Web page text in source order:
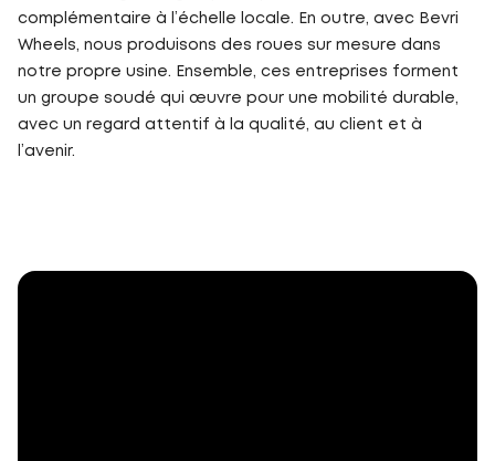
complémentaire à l’échelle locale. En outre, avec Bevri
Wheels, nous produisons des roues sur mesure dans
notre propre usine. Ensemble, ces entreprises forment
un groupe soudé qui œuvre pour une mobilité durable,
avec un regard attentif à la qualité, au client et à
l’avenir.